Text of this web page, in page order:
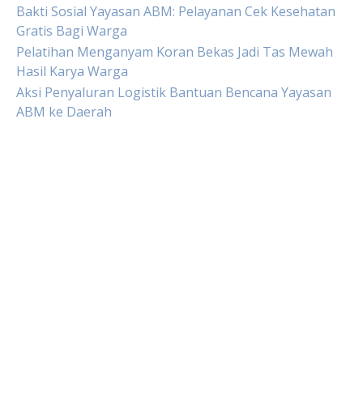
Bakti Sosial Yayasan ABM: Pelayanan Cek Kesehatan
Gratis Bagi Warga
Pelatihan Menganyam Koran Bekas Jadi Tas Mewah
Hasil Karya Warga
Aksi Penyaluran Logistik Bantuan Bencana Yayasan
ABM ke Daerah